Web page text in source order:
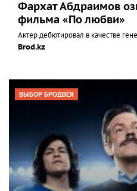
Фархат Абдраимов
фильма «По любви»
Актер дебютировал в качестве
Brod.kz
ВЫБОР БРОДВЕЯ